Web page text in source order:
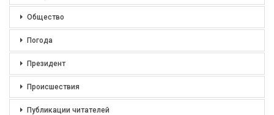
Общество
Погода
Президент
Происшествия
Публикации читателей